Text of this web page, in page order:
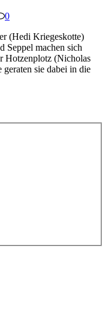
0
(Hedi Kriegeskotte)
Seppel machen sich
Hotzenplotz (Nicholas
sie dabei in die